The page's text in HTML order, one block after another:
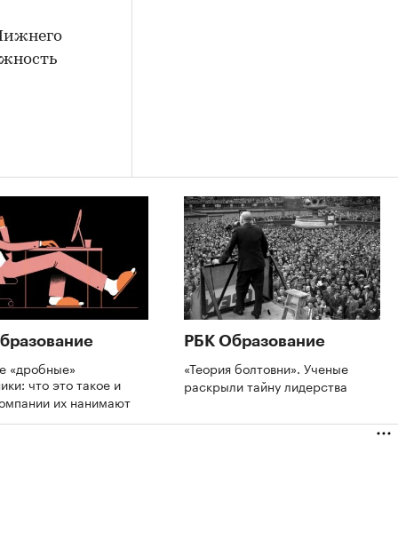
«дробные»
что это такое и
их нанимают
РБК Образование
«Теория болтовни». Ученые
раскрыли тайну лидерства